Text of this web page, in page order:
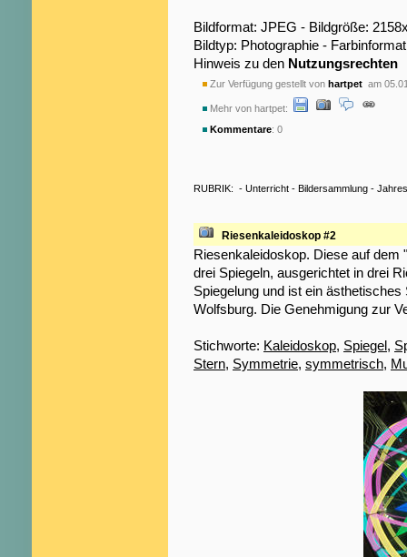
Bildformat: JPEG - Bildgröße:
Bildtyp: Photographie -
Hinweis zu den Nutzungsrechten
Zur Verfügung gestellt von hartpet am
Mehr von hartpet:
Kommentare: 0
RUBRIK: - Unterricht - Bildersammlung -
Riesenkaleidoskop #2
Riesenkaleidoskop. Diese auf dem
drei Spiegeln, ausgerichtet in drei
Spiegelung und ist ein
Wolfsburg. Die Genehmigung zur
Stichworte: Kaleidoskop, Spiegel,
Stern, Symmetrie, symmetrisch,